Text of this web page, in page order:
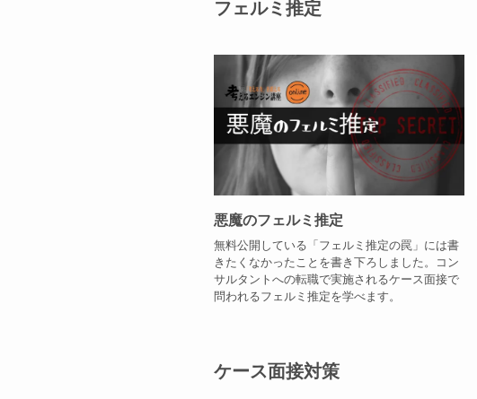
フェルミ推定
悪魔のフェルミ推定
無料公開している「フェルミ推定の罠」には書
きたくなかったことを書き下ろしました。コン
サルタントへの転職で実施されるケース面接で
問われるフェルミ推定を学べます。
ケース面接対策